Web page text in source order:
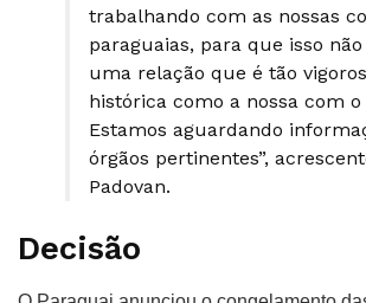
trabalhando com as nossas
paraguaias, para que isso
uma relação que é tão
histórica como a nossa com o
Estamos aguardando
órgãos pertinentes”,
Padovan.
Decisão